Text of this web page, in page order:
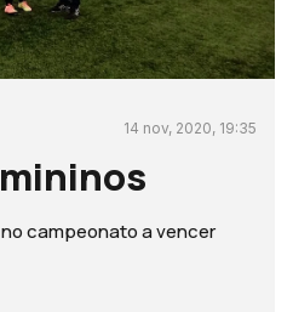
14 nov, 2020, 19:35
campeonato a vencer